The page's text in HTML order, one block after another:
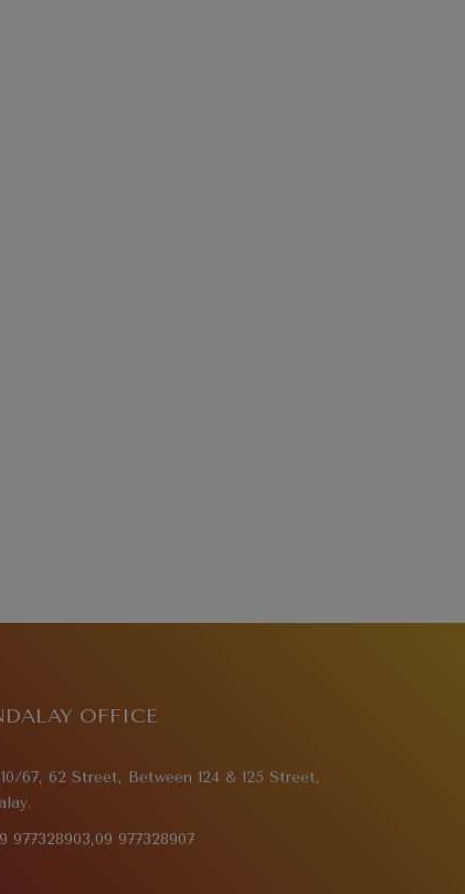
OFFICE
67, 62 Street, Between 124 & 125 Street,
977328903,09 977328907